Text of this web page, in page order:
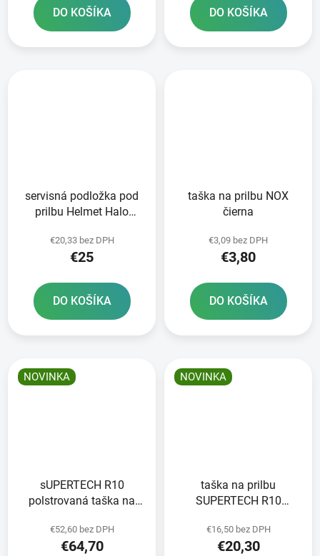
DO KOŠÍKA DO KOŠÍKA
servisná podložka pod
prilbu Helmet Halo
€20,33 bez DPH
€25
DO KOŠÍKA
taška na prilbu NOX
čierna
€3,09 bez DPH
€3,80
DO KOŠÍKA
NOVINKA
sUPERTECH R10
polstrovaná taška na
€52,60 bez DPH
€64,70
NOVINKA
taška na prilbu
SUPERTECH R10
€16,50 bez DPH
€20,30